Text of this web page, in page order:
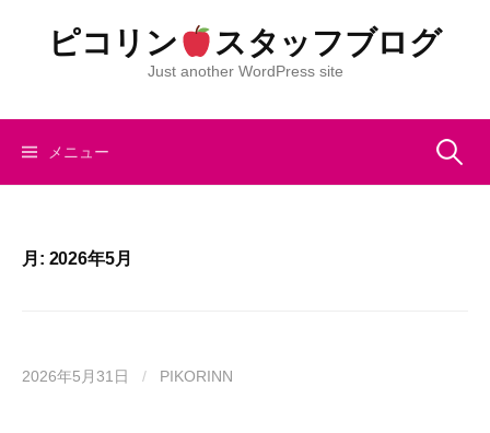
ツ
ピコリン スタッフブログ
Just another WordPress site
メニュー 検
月: 2026年5月
2026年5月31日 / PIKORINN